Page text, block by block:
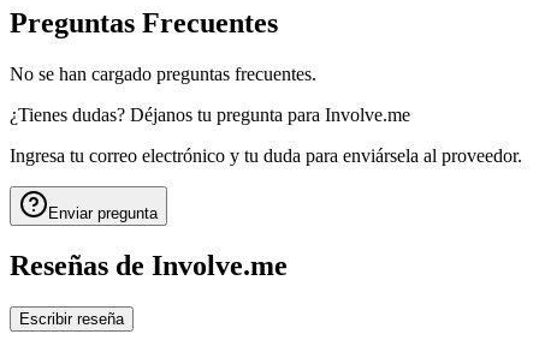
Preguntas Frecuentes
No se han cargado preguntas frecuentes.
¿Tienes dudas? Déjanos tu pregunta para Involve.me
Ingresa tu correo electrónico y tu duda para enviársela al proveedor.
Enviar pregunta
Reseñas de Involve.me
Escribir reseña